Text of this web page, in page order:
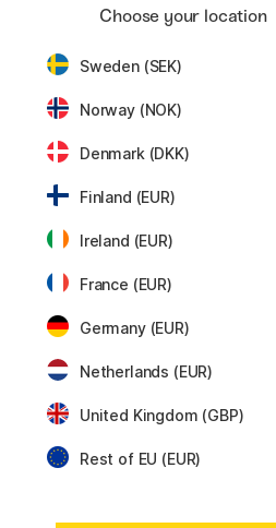
Choose your location
Sweden (SEK)
Norway (NOK)
Denmark (DKK)
Finland (EUR)
Ireland (EUR)
France (EUR)
Germany (EUR)
Netherlands (EUR)
United Kingdom (GBP)
Rest of EU (EUR)